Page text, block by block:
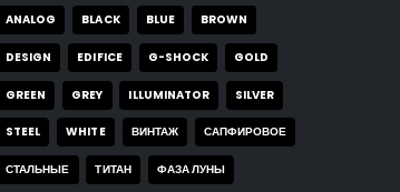
ANALOG BLACK BLUE BROWN
DESIGN EDIFICE G-SHOCK GOLD
GREEN GREY ILLUMINATOR SILVER
STEEL WHITE ВИНТАЖ САПФИРОВОЕ
СТАЛЬНЫЕ ТИТАН ФАЗА ЛУНЫ